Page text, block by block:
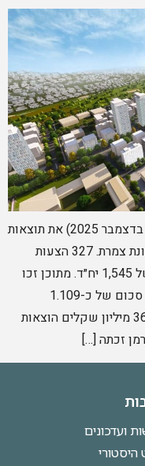
רשות מקרקעי ישראל פרסמה אמש (31 בדצמבר 2025) את תוצאות
מכרז “השוק החופשי” לבנייה רוויה בשכונת צמרת. 327 הצעות
הוגשו עבור 10 מתחמים לבנייה כוללת של 1,545 יח״ד. מתוכן זכו
הצעות של 8 יזמים, שישלמו לרמ"י יחדיו סכום של כ-1.109
מיליארד שקלים עבור הקרקע ועוד כ-367 מיליון שקלים הוצאות
זכתה […]
ועדכונים